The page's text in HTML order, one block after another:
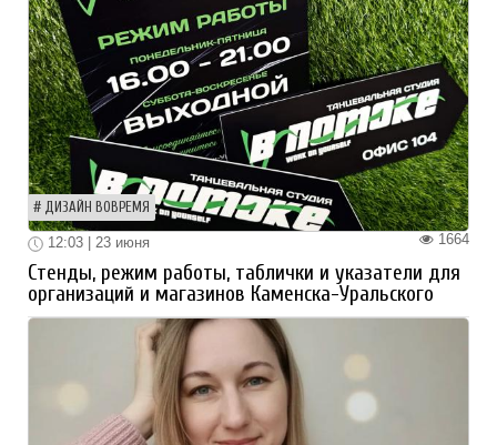
ДИЗАЙН ВОВРЕМЯ
1664
12:03 | 23 июня
Стенды, режим работы, таблички и указатели для
организаций и магазинов Каменска-Уральского